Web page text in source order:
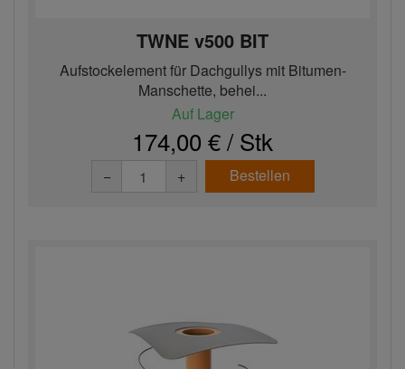
TWNE v500 BIT
Aufstockelement für Dachgullys mit Bitumen-
Manschette, behei...
Auf Lager
174,00 € / Stk
− + Bestellen